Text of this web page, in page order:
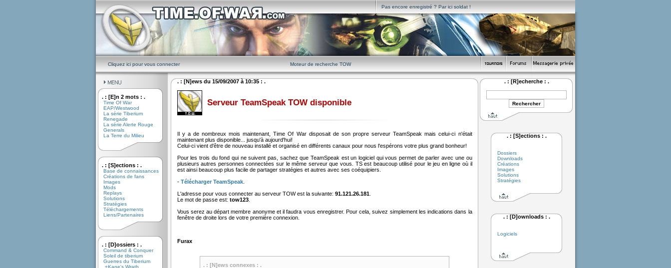
Pas encore enregistré ? Par ici soldat !
Cliquez ici pour vous connecter Moteur de recherche TOW
. : [E]n 2 mots : .
Time Of War
EAP/Westwood
La série Tiberium
Renegade
La série Alerte Rouge
Generals
La Terre du Milieu
. : [S]ections : .
Base de connaissances
Créations de fans
Images
Mods
Replays
Solutions
Stratégies
Téléchargements
Liens/Partenaires
. : [D]ossiers : .
Command & Conquer
Soleil de tiberium
Guerres du Tiberium
+Kane's Wrath
. : [N]ews du 15/09/2007 à 10:35 : .
Serveur TeamSpeak TOW disponible
Il y a de nombreux mois maintenant, Time Of War disposait de son propre serveur TeamSpeak mais celui-ci n'était
maintenant plus disponible... jusqu'à aujourd'hui!
Celui-ci vient d'être de nouveau installé et organisé en différents canaux pour nous l'espérons votre plus grand bonheur!
Pour les trois du fond qui ne suivent pas, sachez que TeamSpeak est un logiciel qui vous permet de parler avec une ou
plusieurs autres personnes connectées sur le même serveur que vous. TS est beaucoup utilisé pour le jeu en ligne où il
est ainsi beaucoup plus facile de partager stratégies et autres avec ses coéquipiers.
- Télécharger TeamSpeak.
L'adresse pour vous connecter au serveur TOW est la suivante: 91.121.26.181.
Le mot de passe est: tow123.
Vous serez au départ membre anonyme et il faudra vous enregistrer. Pour cela, suivez simplement les indications dans la
fenêtre de droite lors de votre première connexion.
Furax
. : [N]ews connexes : .
. : [R]echerche : .
. : [S]ections : .
Dossiers
Downloads
Créations
Images
Solutions
Stratégies
. : [D]ownloads : .
Logiciels